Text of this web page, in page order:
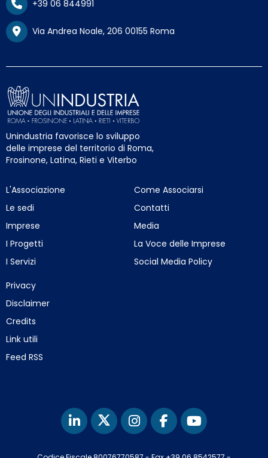
+39 06 844991
Via Andrea Noale, 206 00155 Roma
Unindustria favorisce lo sviluppo
delle imprese del territorio di Roma,
Frosinone, Latina, Rieti e Viterbo
L'Associazione
Le sedi
Imprese
I Progetti
I Servizi
Come Associarsi
Contatti
Media
La Voce delle Imprese
Social Media Policy
Privacy
Disclaimer
Credits
Link utili
Feed RSS